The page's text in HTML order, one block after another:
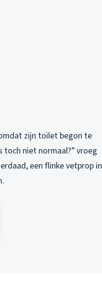
zijn toilet begon te
niet normaal?” vroeg
een flinke vetprop in